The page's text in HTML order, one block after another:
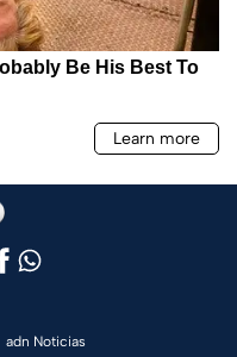
adn Noticias